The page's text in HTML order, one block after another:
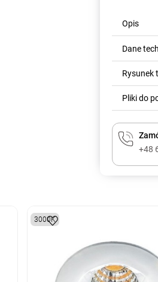
Opis
Dane
Rysunek
Pliki do
+48
3000K